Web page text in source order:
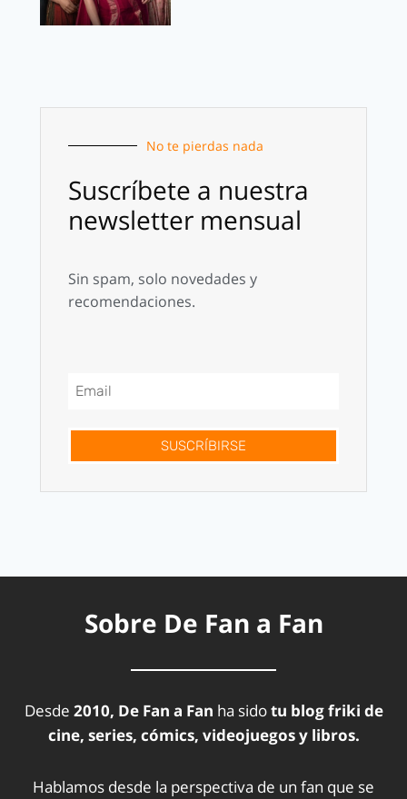
No te pierdas nada
Suscríbete a nuestra
newsletter mensual
Sin spam, solo novedades y
recomendaciones.
SUSCRÍBIRSE
Sobre De Fan a Fan
Desde 2010, De Fan a Fan ha sidotu blog friki de
cine, series, cómics, videojuegos y libros.
Hablamos desde la perspectiva de un fan que se